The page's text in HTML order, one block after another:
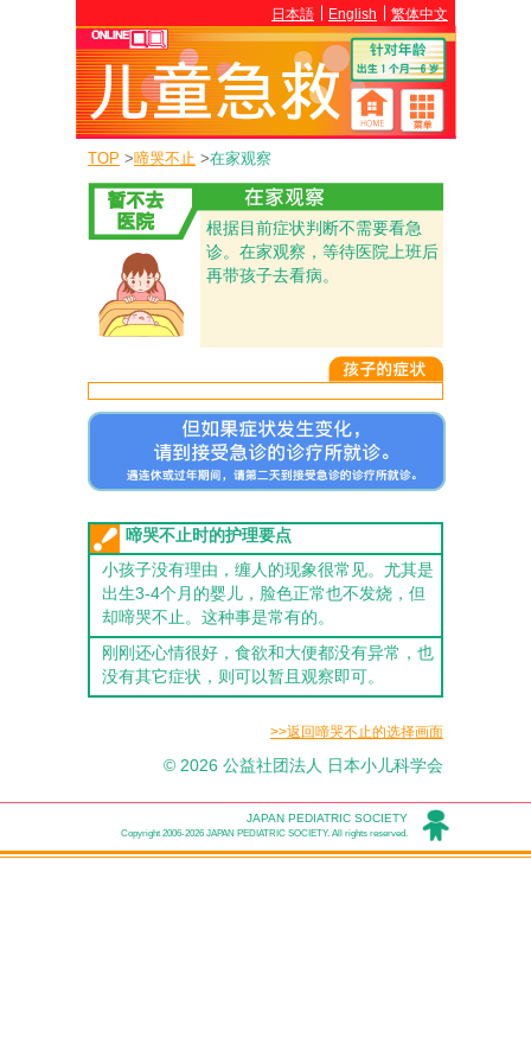
日本語 English 繁体中文
TOP >啼哭不止 >在家观察
根据目前症状判断不需要看急
诊。在家观察，等待医院上班后
再带孩子去看病。
啼哭不止时的护理要点
小孩子没有理由，缠人的现象很常见。尤其是
出生3-4个月的婴儿，脸色正常也不发烧，但
却啼哭不止。这种事是常有的。
刚刚还心情很好，食欲和大便都没有异常，也
没有其它症状，则可以暂且观察即可。
>>返回啼哭不止的选择画面
© 2026 公益社团法人 日本小儿科学会
JAPAN PEDIATRIC SOCIETY
Copyright 2006-2026 JAPAN PEDIATRIC SOCIETY. All rights reserved.